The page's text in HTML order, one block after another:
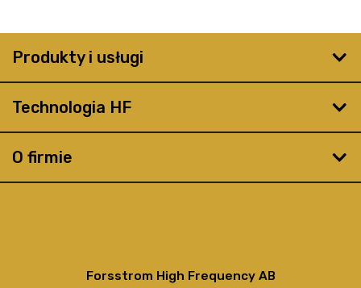
Produkty i usługi
Technologia HF
O firmie
Forsstrom High Frequency AB